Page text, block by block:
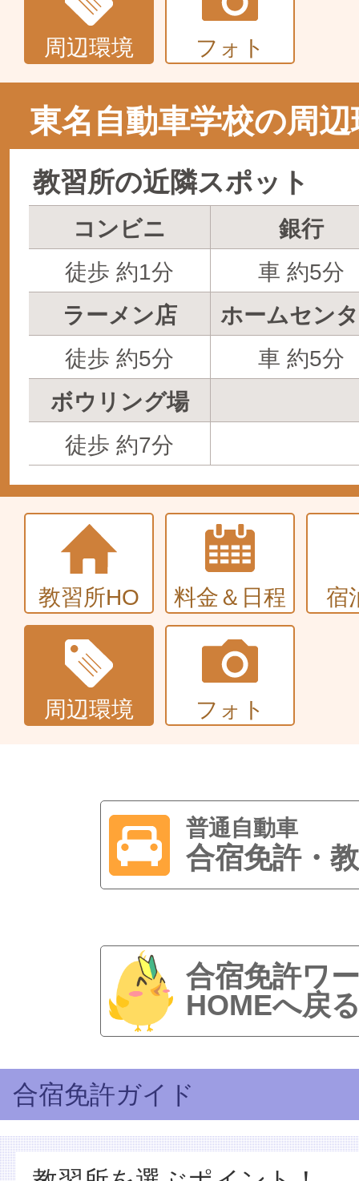
周辺環境 フォト
東名自動車学校の周辺
教習所の近隣スポット
コンビニ
銀行
徒歩 約1分
車 約5分
ラーメン店
ホームセン
徒歩 約5分
車 約5分
ボウリング場
徒歩 約7分
教習所HO 料金＆日程 宿
周辺環境 フォト
普通自動車
合宿免許・
合宿免許ワ
HOMEへ戻
合宿免許ガイド